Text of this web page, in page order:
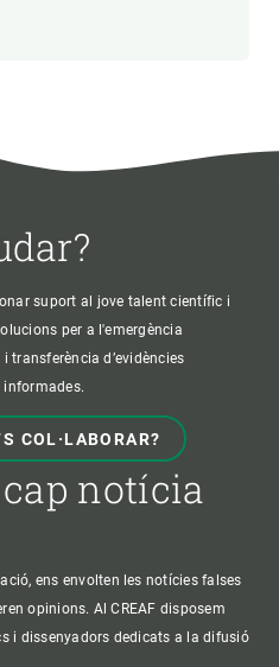
suport al jove talent científic i
per a l'emergència
transferència d’evidències
informades.
COL·LABORAR?
notícia
ens envolten les notícies falses
opinions. Al CREAF disposem
i dissenyadors dedicats a la difusió